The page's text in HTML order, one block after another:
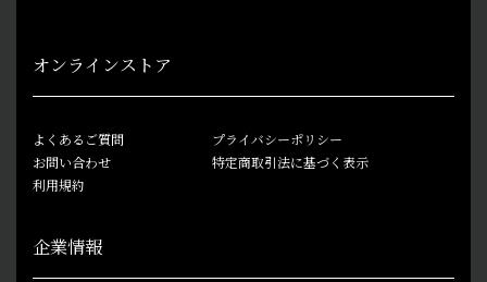
オンラインストア
よくあるご質問
お問い合わせ
利用規約
プライバシーポリシー
特定商取引法に基づく表示
企業情報